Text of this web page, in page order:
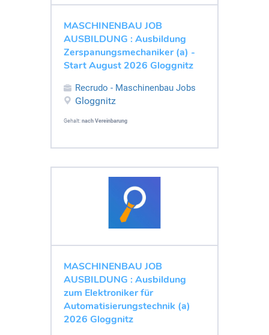
MASCHINENBAU JOB
AUSBILDUNG : Ausbildung
Zerspanungsmechaniker (a) -
Start August 2026 Gloggnitz
Recrudo - Maschinenbau Jobs
Gloggnitz
Gehalt: nach Vereinbarung
MASCHINENBAU JOB
AUSBILDUNG : Ausbildung
zum Elektroniker für
Automatisierungstechnik (a)
2026 Gloggnitz